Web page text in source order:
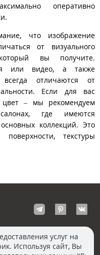
оперативно
что изображение
от визуального
вы получите.
или видео, а также
отличаются от
Если для вас
– мы рекомендуем
где имеются
коллекций. Это
текстуры
услуг на
Используя сайт, Вы